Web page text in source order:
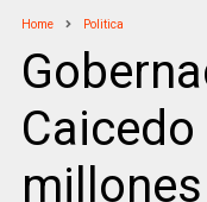
Home Politica